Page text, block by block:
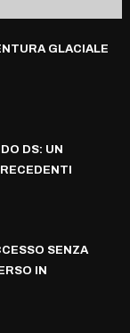
GLACIALE
DS: UN
SENZA
IN